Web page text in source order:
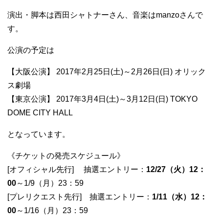
演出・脚本は西田シャトナーさん、音楽はmanzoさんで
す。
公演の予定は
【大阪公演】 2017年2月25日(土)～2月26日(日) オリック
ス劇場
【東京公演】 2017年3月4日(土)～3月12日(日) TOKYO
DOME CITY HALL
となっています。
《チケットの発売スケジュール》
[オフィシャル先行] 抽選エントリー： 12/27（火）12：
00～1/9（月）23：59
[プレリクエスト先行] 抽選エントリー： 1/11（水）12：
00～1/16（月）23：59